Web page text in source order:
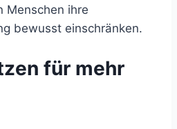
Menschen ihre
bewusst einschränken.
für mehr